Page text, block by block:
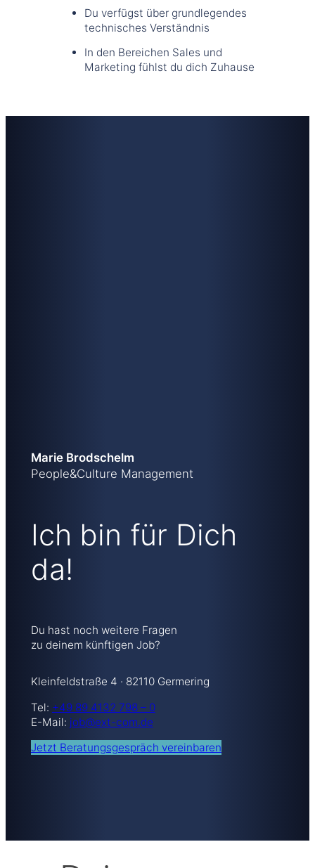
Du verfügst über grundlegendes
technisches Verständnis
In den Bereichen Sales und
Marketing fühlst du dich Zuhause
Marie Brodschelm
People&Culture Management
Ich bin für Dich
da!
Du hast noch weitere Fragen
zu deinem künftigen Job?
Kleinfeldstraße 4 · 82110 Germering
Tel: +49 89 4132 798 – 0
E-Mail: job@ext-com.de
Jetzt Beratungsgespräch vereinbaren